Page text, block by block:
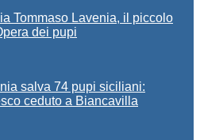
Tommaso Lavenia, il piccolo
dei pupi
salva 74 pupi siciliani:
ceduto a Biancavilla